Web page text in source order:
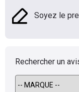
Electriques
Flottes
Auto
Soyez le
Rechercher un